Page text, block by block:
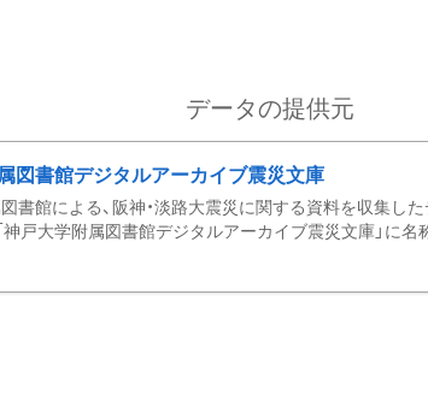
データの提供元
図書館デジタルアーカイブ震災文庫
書館による、阪神・淡路大震災に関する資料を収集した
神戸大学附属図書館デジタルアーカイブ震災文庫」に名